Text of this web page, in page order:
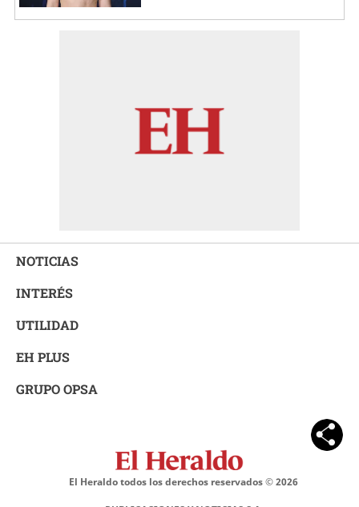
NOTICIAS
INTERÉS
UTILIDAD
EH PLUS
GRUPO OPSA
El Heraldo todos los derechos reservados ©2026